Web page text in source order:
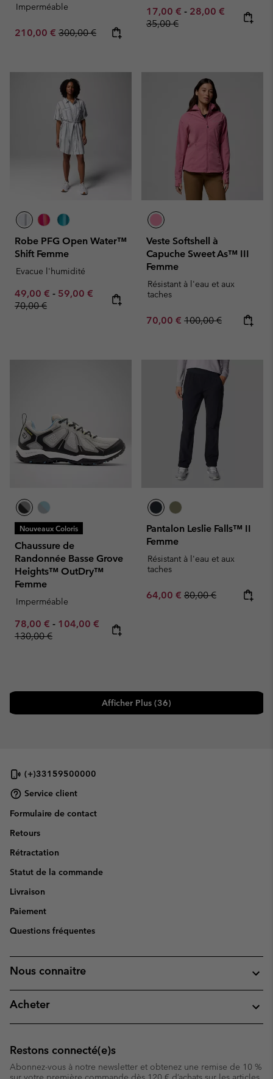
Imperméable
Sale price:
210,00 € Regular price:
300,00 €
Minimum sale price:
17,00 € - Maximum sale
28,00 € Regular
35,00 €
Robe PFG Open Water™
Shift Femme
Evacue l'humidité
Minimum sale price:
49,00 € - Maximum sale price:
59,00 € Regular price:
70,00 €
Veste Softshell à
Capuche Sweet As™ III
Femme
Résistant à l'eau et aux
taches
Sale price:
70,00 € Regular price:
100,00 €
Nouveaux Coloris
Chaussure de
Randonnée Basse Grove
Heights™ OutDry™
Femme
Imperméable
Minimum sale price:
78,00 € - Maximum sale price:
104,00 € Regular price:
130,00 €
Pantalon Leslie Falls™ II
Femme
Résistant à l'eau et aux
taches
Sale price:
64,00 € Regular price:
80,00 €
Afficher Plus (36)
(+)33159500000
Service client
Formulaire de contact
Retours
Rétractation
Statut de la commande
Livraison
Paiement
Questions fréquentes
Nous connaitre
Acheter
Restons connecté(e)s
Abonnez-vous à notre newsletter et obtenez une remise de 10 %